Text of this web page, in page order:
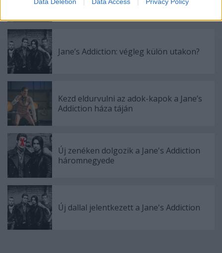
Addiction belső vitája
Jane’s Addiction: végleg külön utakon?
Kezd eldurvulni az adok-kapok a Jane’s
Addiction háza táján
Új zenéken dolgozik a Jane's Addiction
háromnegyede
Új dallal jelentkezett a Jane's Addiction